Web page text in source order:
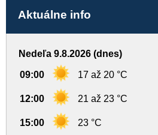
Aktuálne info
Nedeľa 9.8.2026 (dnes)
09:00 17 až 20 °C
12:00 21 až 23 °C
15:00 23 °C